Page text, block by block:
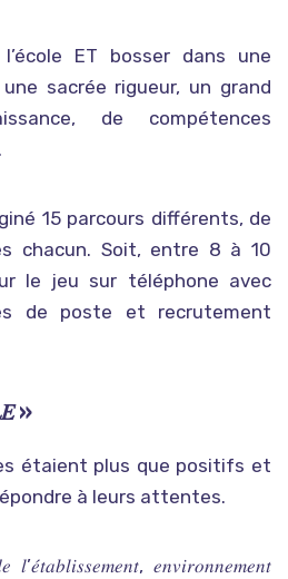
ET bosser dans une
sacrée rigueur, un grand
de compétences
15 parcours différents, de
chacun. Soit, entre 8 à 10
le jeu sur téléphone avec
de poste et recrutement
»
étaient plus que positifs et
à leurs attentes.
𝑒𝑛𝑣𝑖𝑟𝑜𝑛𝑛𝑒𝑚𝑒𝑛𝑡